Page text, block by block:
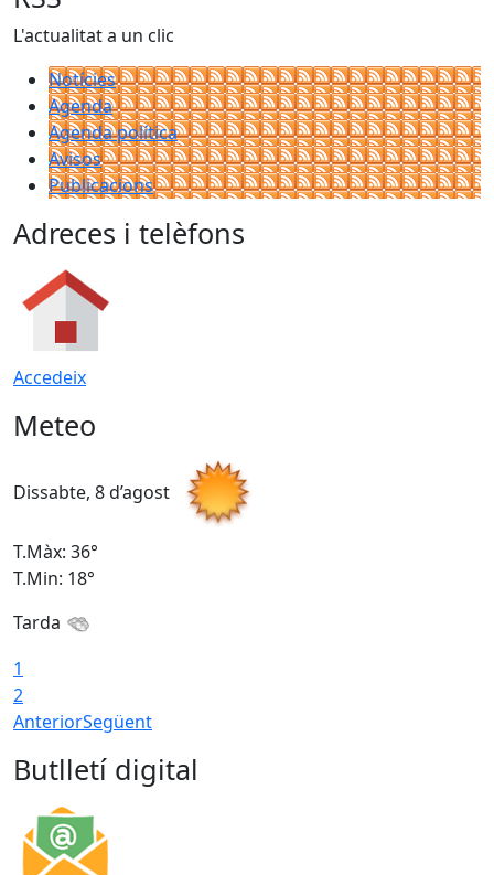
L'actualitat a un clic
Notícies
Agenda
Agenda política
Avisos
Publicacions
Adreces i telèfons
Accedeix
Meteo
Dissabte, 8 d’agost
T.Màx: 36°
T.Min: 18°
Tarda
1
2
AnteriorSegüent
Butlletí digital